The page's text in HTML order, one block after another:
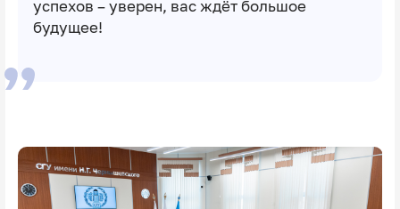
успехов – уверен, вас ждёт большое
будущее!